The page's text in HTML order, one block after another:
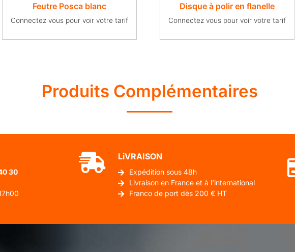
Feutre Posca blanc
Connectez vous pour voir votre tarif
Disque à polir en flanelle
Connectez vous pour voir votre tarif
Produits Complémentaires
30
LiVRAISON
Expédition sous 48h
Livraison en France et à l'international
Franco de port dès 200 € HT